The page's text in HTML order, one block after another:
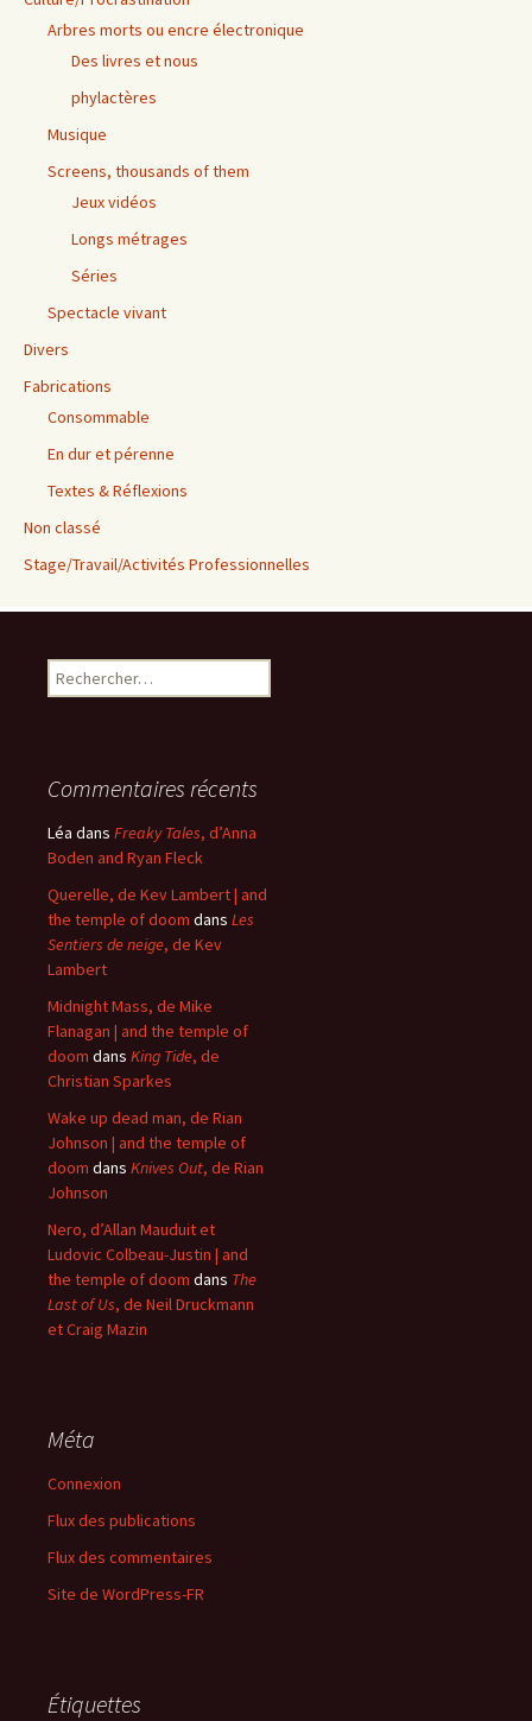
Arbres morts ou encre électronique
Des livres et nous
phylactères
Musique
Screens, thousands of them
Jeux vidéos
Longs métrages
Séries
Spectacle vivant
Divers
Fabrications
Consommable
En dur et pérenne
Textes & Réflexions
Non classé
Stage/Travail/Activités Professionnelles
Rechercher :
Commentaires récents
Léa dans Freaky Tales, d’Anna
Boden and Ryan Fleck
Querelle, de Kev Lambert | and
the temple of doom dans Les
Sentiers de neige, de Kev
Lambert
Midnight Mass, de Mike
Flanagan | and the temple of
doom dans King Tide, de
Christian Sparkes
Wake up dead man, de Rian
Johnson | and the temple of
doom dans Knives Out, de Rian
Johnson
Nero, d’Allan Mauduit et
Ludovic Colbeau-Justin | and
the temple of doom dans The
Last of Us, de Neil Druckmann
et Craig Mazin
Méta
Connexion
Flux des publications
Flux des commentaires
Site de WordPress-FR
Étiquettes